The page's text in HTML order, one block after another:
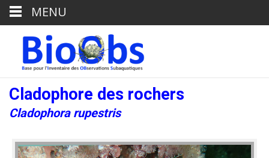
Cladophore des rochers
Cladophora rupestris
MENU